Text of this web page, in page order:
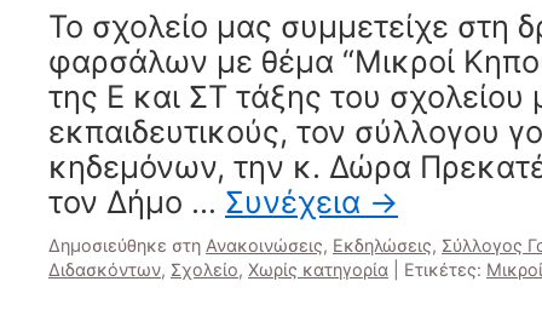
Το σχολείο μας συμμετείχε στη
φαρσάλων με θέμα “Μικροί
της Ε και ΣΤ τάξης του σχολείου
εκπαιδευτικούς, τον σύλλογου
κηδεμόνων, την κ. Δώρα
τον Δήμο … Συνέχεια →
Δημοσιεύθηκε στη Ανακοινώσεις, Εκδηλώσεις, Σύλλογος
Διδασκόντων, Σχολείο, Χωρίς κατηγορία Ετικέτες: